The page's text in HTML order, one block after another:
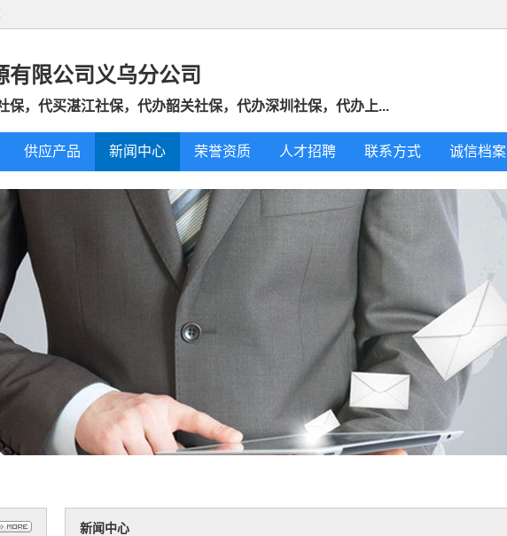
有限公司义乌分公司
保，代买湛江社保，代办韶关社保，代办深圳社保，代办上...
供应产品 新闻中心 荣誉资质 人才招聘 联系方式 诚信档案
新闻中心